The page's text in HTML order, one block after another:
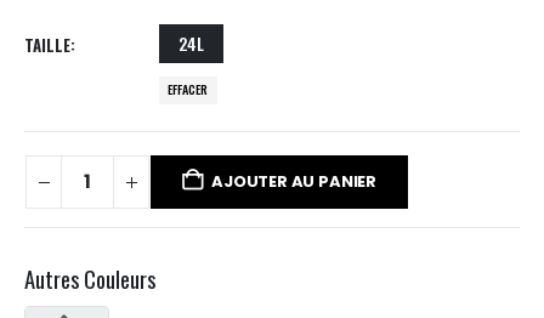
TAILLE 24L
EFFACER
AJOUTER AU PANIER
Autres Couleurs